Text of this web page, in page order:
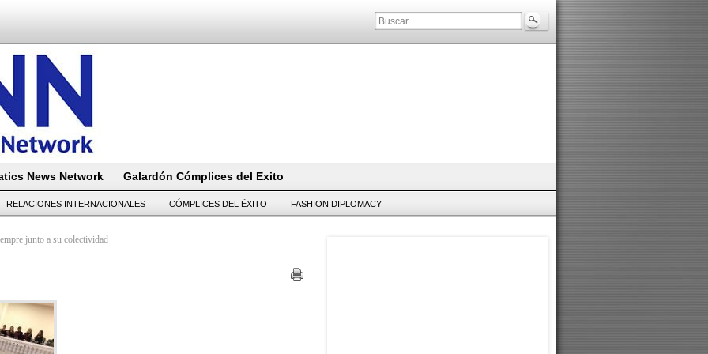
News Network Galardón Cómplices del Exito
RELACIONES INTERNACIONALES CÓMPLICES DEL ËXITO FASHION DIPLOMACY
junto a su colectividad